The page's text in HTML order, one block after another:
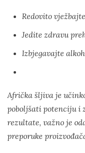
Redovito vježbajte
Jedite zdravu
Izbjegavajte
Afrička šljiva je
poboljšati potenciju i
rezultate, važno je
preporuke